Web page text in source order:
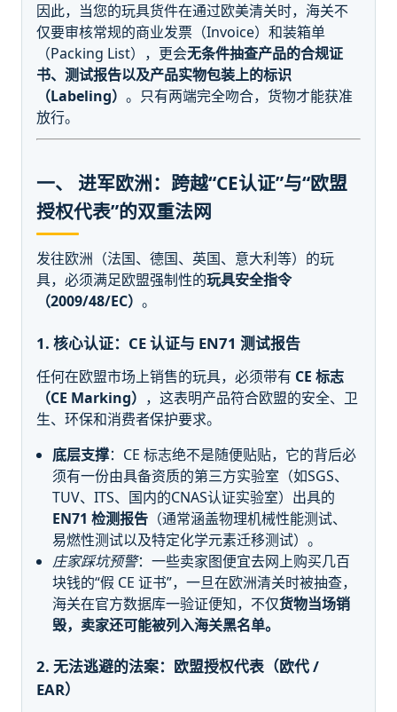
因此，当您的玩具货件在通过欧美清关时，海关不
仅要审核常规的商业发票（Invoice）和装箱单
（Packing List），更会无条件抽查产品的合规证
书、测试报告以及产品实物包装上的标识
（Labeling） 。只有两端完全吻合，货物才能获准
放行。
一、 进军欧洲：跨越“CE认证”与“欧盟
授权代表”的双重法网
发往欧洲（法国、德国、英国、意大利等）的玩
具，必须满足欧盟强制性的玩具安全指令
（2009/48/EC） 。
1. 核心认证：CE 认证与 EN71 测试报告
任何在欧盟市场上销售的玩具，必须带有 CE 标志
（CE Marking） ，这表明产品符合欧盟的安全、卫
生、环保和消费者保护要求。
底层支撑：CE 标志绝不是随便贴贴，它的背后必
须有一份由具备资质的第三方实验室（如SGS、
TUV、ITS、国内的CNAS认证实验室）出具的
EN71 检测报告 （通常涵盖物理机械性能测试、
易燃性测试以及特定化学元素迁移测试）。
庄家踩坑预警：一些卖家图便宜去网上购买几百
块钱的“假 CE 证书”，一旦在欧洲清关时被抽查，
海关在官方数据库一验证便知，不仅货物当场销
毁，卖家还可能被列入海关黑名单。
2. 无法逃避的法案：欧盟授权代表（欧代 /
EAR）